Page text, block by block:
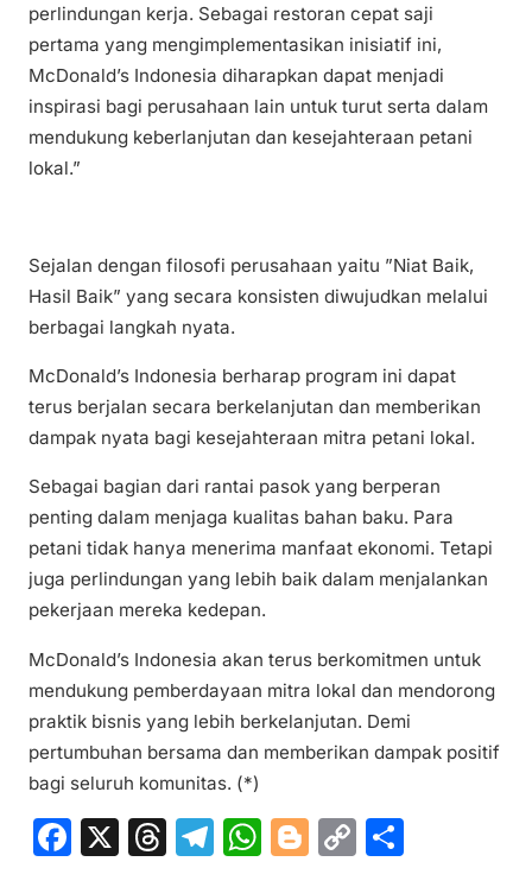
perlindungan kerja. Sebagai restoran cepat saji
pertama yang mengimplementasikan inisiatif ini,
McDonald’s Indonesia diharapkan dapat menjadi
inspirasi bagi perusahaan lain untuk turut serta dalam
mendukung keberlanjutan dan kesejahteraan petani
lokal.”
Sejalan dengan filosofi perusahaan yaitu ”Niat Baik,
Hasil Baik” yang secara konsisten diwujudkan melalui
berbagai langkah nyata.
McDonald’s Indonesia berharap program ini dapat
terus berjalan secara berkelanjutan dan memberikan
dampak nyata bagi kesejahteraan mitra petani lokal.
Sebagai bagian dari rantai pasok yang berperan
penting dalam menjaga kualitas bahan baku. Para
petani tidak hanya menerima manfaat ekonomi. Tetapi
juga perlindungan yang lebih baik dalam menjalankan
pekerjaan mereka kedepan.
McDonald’s Indonesia akan terus berkomitmen untuk
mendukung pemberdayaan mitra lokal dan mendorong
praktik bisnis yang lebih berkelanjutan. Demi
pertumbuhan bersama dan memberikan dampak positif
bagi seluruh komunitas. (*)
F
X
T
T
W Bl C